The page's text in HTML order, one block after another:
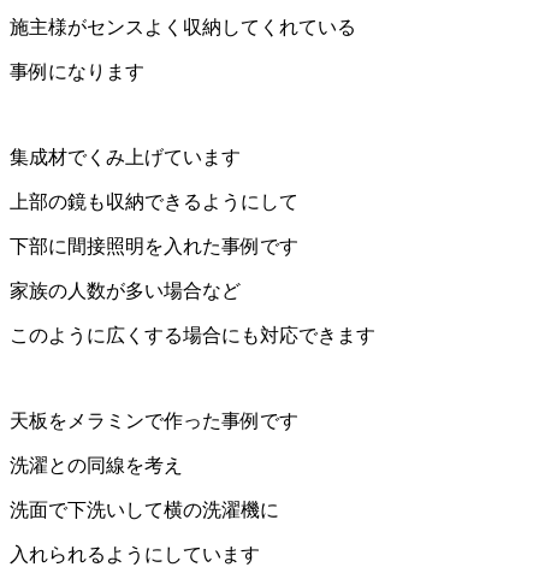
施主様がセンスよく収納してくれている
事例になります
集成材でくみ上げています
上部の鏡も収納できるようにして
下部に間接照明を入れた事例です
家族の人数が多い場合など
このように広くする場合にも対応できます
天板をメラミンで作った事例です
洗濯との同線を考え
洗面で下洗いして横の洗濯機に
入れられるようにしています